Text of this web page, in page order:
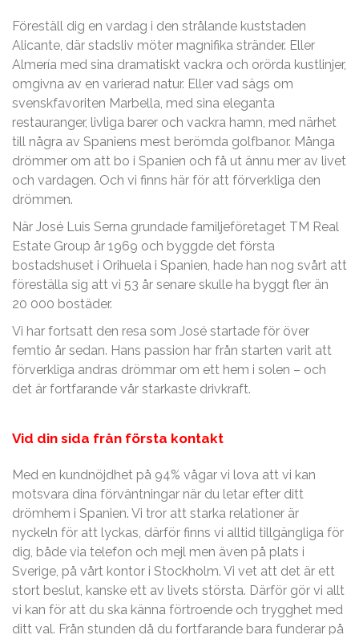
Föreställ dig en vardag i den strålande kuststaden
Alicante, där stadsliv möter magnifika stränder. Eller
Almería med sina dramatiskt vackra och orörda kustlinjer,
omgivna av en varierad natur. Eller vad sägs om
svenskfavoriten Marbella, med sina eleganta
restauranger, livliga barer och vackra hamn, med närhet
till några av Spaniens mest berömda golfbanor. Många
drömmer om att bo i Spanien och få ut ännu mer av livet
och vardagen. Och vi finns här för att förverkliga den
drömmen.
När José Luis Serna grundade familjeföretaget TM Real
Estate Group år 1969 och byggde det första
bostadshuset i Orihuela i Spanien, hade han nog svårt att
föreställa sig att vi 53 år senare skulle ha byggt fler än
20 000 bostäder.
Vi har fortsatt den resa som José startade för över
femtio år sedan. Hans passion har från starten varit att
förverkliga andras drömmar om ett hem i solen – och
det är fortfarande vår starkaste drivkraft.
Vid din sida från första kontakt
Med en kundnöjdhet på 94% vågar vi lova att vi kan
motsvara dina förväntningar när du letar efter ditt
drömhem i Spanien. Vi tror att starka relationer är
nyckeln för att lyckas, därför finns vi alltid tillgängliga för
dig, både via telefon och mejl men även på plats i
Sverige, på vårt kontor i Stockholm. Vi vet att det är ett
stort beslut, kanske ett av livets största. Därför gör vi allt
vi kan för att du ska känna förtroende och trygghet med
ditt val. Från stunden då du fortfarande bara funderar på